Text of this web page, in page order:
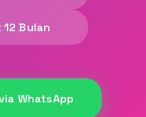
Bulan
WhatsApp